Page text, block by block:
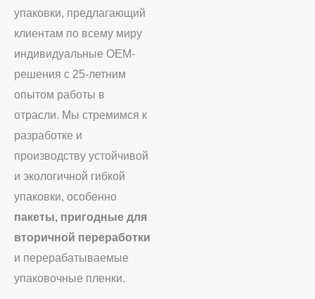
упаковки, предлагающий
клиентам по всему миру
индивидуальные OEM-
решения с 25-летним
опытом работы в
отрасли. Мы стремимся к
разработке и
производству устойчивой
и экологичной гибкой
упаковки, особенно
пакеты, пригодные для
вторичной переработки
и перерабатываемые
упаковочные пленки.